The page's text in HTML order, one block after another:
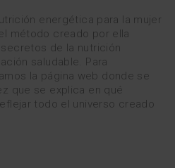
energética para la mujer
método creado por ella
de la nutrición
saludable. Para
la página web donde se
que se explica en qué
todo el universo creado